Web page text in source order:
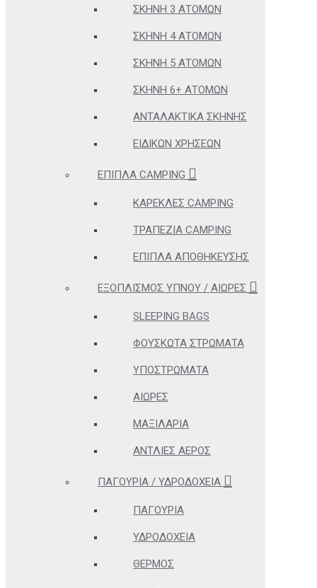
ΣΚΗΝΉ 3 ΑΤΌΜΩΝ
ΣΚΗΝΉ 4 ΑΤΌΜΩΝ
ΣΚΗΝΉ 5 ΑΤΌΜΩΝ
ΣΚΗΝΉ 6+ ΑΤΌΜΩΝ
ΑΝΤΑΛΑΚΤΙΚΆ ΣΚΗΝΉΣ
ΕΙΔΙΚΏΝ ΧΡΉΣΕΩΝ
ΈΠΙΠΛΑ CAMPING
ΚΑΡΈΚΛΕΣ CAMPING
ΤΡΑΠΈΖΙΑ CAMPING
ΈΠΙΠΛΑ ΑΠΟΘΉΚΕΥΣΗΣ
ΕΞΟΠΛΙΣΜΌΣ ΎΠΝΟΥ / ΑΙΏΡΕΣ
SLEEPING BAGS
ΦΟΥΣΚΩΤΆ ΣΤΡΏΜΑΤΑ
ΥΠΟΣΤΡΏΜΑΤΑ
ΑΙΏΡΕΣ
ΜΑΞΙΛΆΡΙΑ
ΑΝΤΛΊΕΣ ΑΈΡΟΣ
ΠΑΓΟΎΡΙΑ / ΥΔΡΟΔΟΧΕΊΑ
ΠΑΓΟΎΡΙΑ
ΥΔΡΟΔΟΧΕΊΑ
ΘΕΡΜΌΣ